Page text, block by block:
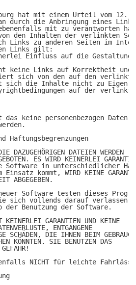
hat mit einem Urteil vom 12.
durch die Anbringung eines
mit zu verantworten
den Inhalten der verlinkten
Links zu anderen Seiten im
Links gilt:
Einfluss auf die
keine Links auf Korrektheit und
sich von den auf den
sich die Inhalte nicht zu Eigen.
auf der
keine personenbezogen
Haftungsbegrenzungen
DAZUGEHÖRIGEN DATEIEN WERDEN
ES WIRD KEINERLEI
Software in unterschiedlicher
Einsatz kommt, WIRD KEINE
ABGEGEBEN.
Software testen dieses
sich vollends darauf verlassen.
der Benutzung der Software.
KEINERLEI GARANTIEN UND KEINE
ENTGANGENE
SCHÄDEN, DIE IHNEN BEIM
KÖNNTEN. SIE BENUTZEN DAS
NICHT für leichte